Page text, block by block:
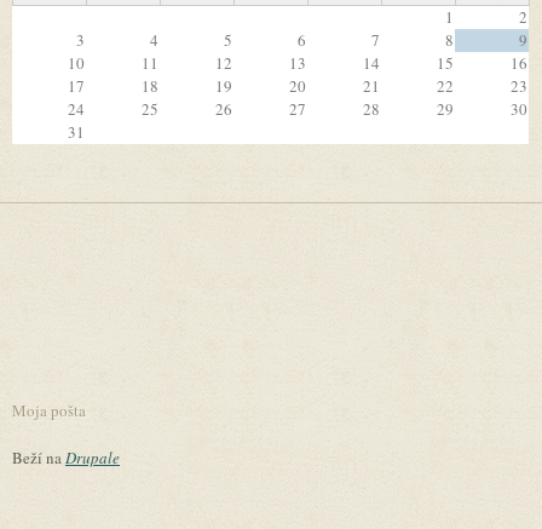
1
2
3
4 5 6 7 8
9
10
11 12 13 14 15
16
17
18 19 20 21 22
23
24
25 26 27 28 29
30
31
Moja pošta
Beží na Drupale